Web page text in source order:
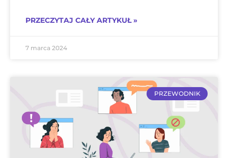
PRZECZYTAJ CAŁY ARTYKUŁ »
7 marca 2024
PRZEWODNIK